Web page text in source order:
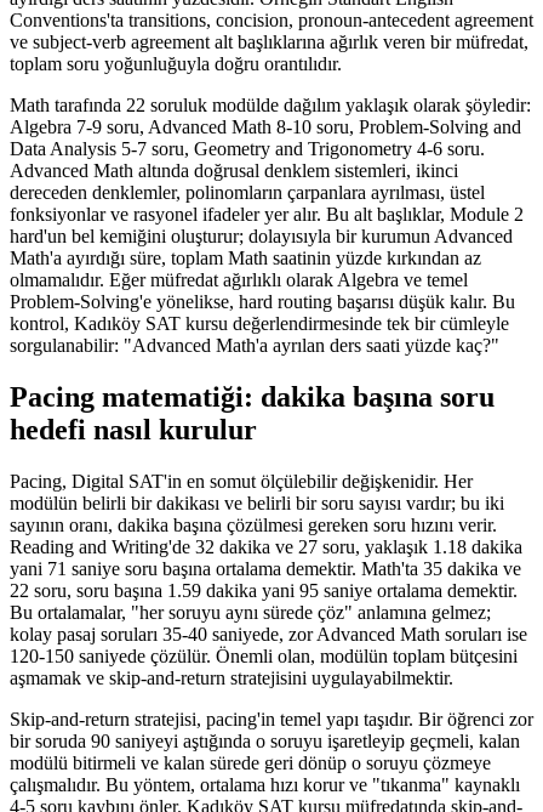
Conventions'ta transitions, concision, pronoun-antecedent agreement
ve subject-verb agreement alt başlıklarına ağırlık veren bir müfredat,
toplam soru yoğunluğuyla doğru orantılıdır.
Math tarafında 22 soruluk modülde dağılım yaklaşık olarak şöyledir:
Algebra 7-9 soru, Advanced Math 8-10 soru, Problem-Solving and
Data Analysis 5-7 soru, Geometry and Trigonometry 4-6 soru.
Advanced Math altında doğrusal denklem sistemleri, ikinci
dereceden denklemler, polinomların çarpanlara ayrılması, üstel
fonksiyonlar ve rasyonel ifadeler yer alır. Bu alt başlıklar, Module 2
hard'un bel kemiğini oluşturur; dolayısıyla bir kurumun Advanced
Math'a ayırdığı süre, toplam Math saatinin yüzde kırkından az
olmamalıdır. Eğer müfredat ağırlıklı olarak Algebra ve temel
Problem-Solving'e yönelikse, hard routing başarısı düşük kalır. Bu
kontrol, Kadıköy SAT kursu değerlendirmesinde tek bir cümleyle
sorgulanabilir: "Advanced Math'a ayrılan ders saati yüzde kaç?"
Pacing matematiği: dakika başına soru
hedefi nasıl kurulur
Pacing, Digital SAT'in en somut ölçülebilir değişkenidir. Her
modülün belirli bir dakikası ve belirli bir soru sayısı vardır; bu iki
sayının oranı, dakika başına çözülmesi gereken soru hızını verir.
Reading and Writing'de 32 dakika ve 27 soru, yaklaşık 1.18 dakika
yani 71 saniye soru başına ortalama demektir. Math'ta 35 dakika ve
22 soru, soru başına 1.59 dakika yani 95 saniye ortalama demektir.
Bu ortalamalar, "her soruyu aynı sürede çöz" anlamına gelmez;
kolay pasaj soruları 35-40 saniyede, zor Advanced Math soruları ise
120-150 saniyede çözülür. Önemli olan, modülün toplam bütçesini
aşmamak ve skip-and-return stratejisini uygulayabilmektir.
Skip-and-return stratejisi, pacing'in temel yapı taşıdır. Bir öğrenci zor
bir soruda 90 saniyeyi aştığında o soruyu işaretleyip geçmeli, kalan
modülü bitirmeli ve kalan sürede geri dönüp o soruyu çözmeye
çalışmalıdır. Bu yöntem, ortalama hızı korur ve "tıkanma" kaynaklı
4-5 soru kaybını önler. Kadıköy SAT kursu müfredatında skip-and-